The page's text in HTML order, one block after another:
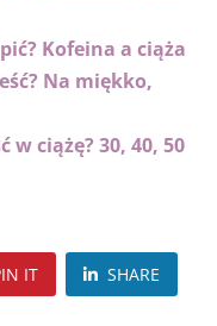
Kofeina a ciąża
Na miękko,
ciążę? 30, 40, 50
IT SHARE